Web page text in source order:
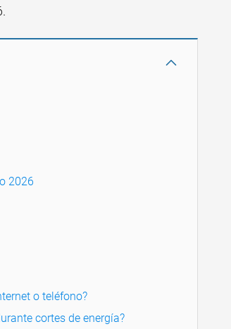
2026
o teléfono?
cortes de energía?